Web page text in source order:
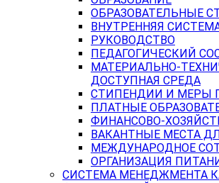
ОБРАЗОВАТЕЛЬНЫЕ
ВНУТРЕННЯЯ
РУКОВОДСТВО
ПЕДАГОГИЧЕСКИЙ
МАТЕРИАЛЬНО-
ДОСТУПНАЯ СРЕДА
СТИПЕНДИИ И МЕРЫ
ПЛАТНЫЕ
ФИНАНСОВО-
ВАКАНТНЫЕ МЕСТА
МЕЖДУНАРОДНОЕ
ОРГАНИЗАЦИЯ
СИСТЕМА МЕНЕДЖМЕНТА